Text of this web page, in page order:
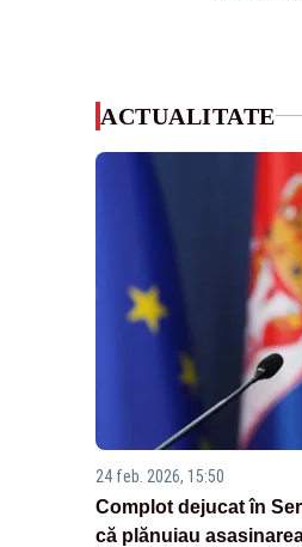
ACTUALITATE
24 feb. 2026, 15:50
Complot dejucat în
că plănuiau